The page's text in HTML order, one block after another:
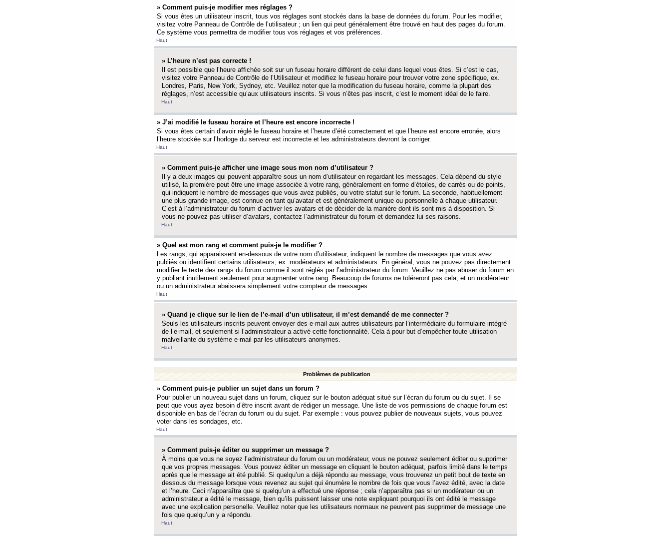
» Comment puis-je modifier mes réglages ?
Si vous êtes un utilisateur inscrit, tous vos réglages sont stockés dans la base de données du forum. Pour les modifier,
visitez votre Panneau de Contrôle de l’utilisateur ; un lien qui peut généralement être trouvé en haut des pages du forum.
Ce système vous permettra de modifier tous vos réglages et vos préférences.
Haut
» L’heure n’est pas correcte !
Il est possible que l’heure affichée soit sur un fuseau horaire différent de celui dans lequel vous êtes. Si c’est le cas,
visitez votre Panneau de Contrôle de l’Utilisateur et modifiez le fuseau horaire pour trouver votre zone spécifique, ex.
Londres, Paris, New York, Sydney, etc. Veuillez noter que la modification du fuseau horaire, comme la plupart des
réglages, n’est accessible qu’aux utilisateurs inscrits. Si vous n’êtes pas inscrit, c’est le moment idéal de le faire.
Haut
» J’ai modifié le fuseau horaire et l’heure est encore incorrecte !
Si vous êtes certain d’avoir réglé le fuseau horaire et l’heure d’été correctement et que l’heure est encore erronée, alors
l’heure stockée sur l’horloge du serveur est incorrecte et les administrateurs devront la corriger.
Haut
» Comment puis-je afficher une image sous mon nom d’utilisateur ?
Il y a deux images qui peuvent apparaître sous un nom d’utilisateur en regardant les messages. Cela dépend du style
utilisé, la première peut être une image associée à votre rang, généralement en forme d’étoiles, de carrés ou de points,
qui indiquent le nombre de messages que vous avez publiés, ou votre statut sur le forum. La seconde, habituellement
une plus grande image, est connue en tant qu’avatar et est généralement unique ou personnelle à chaque utilisateur.
C’est à l’administrateur du forum d’activer les avatars et de décider de la manière dont ils sont mis à disposition. Si
vous ne pouvez pas utiliser d’avatars, contactez l’administrateur du forum et demandez lui ses raisons.
Haut
» Quel est mon rang et comment puis-je le modifier ?
Les rangs, qui apparaissent en-dessous de votre nom d’utilisateur, indiquent le nombre de messages que vous avez
publiés ou identifient certains utilisateurs, ex. modérateurs et administateurs. En général, vous ne pouvez pas directement
modifier le texte des rangs du forum comme il sont réglés par l’administrateur du forum. Veuillez ne pas abuser du forum en
y publiant inutilement seulement pour augmenter votre rang. Beaucoup de forums ne toléreront pas cela, et un modérateur
ou un administrateur abaissera simplement votre compteur de messages.
Haut
» Quand je clique sur le lien de l’e-mail d’un utilisateur, il m’est demandé de me connecter ?
Seuls les utilisateurs inscrits peuvent envoyer des e-mail aux autres utilisateurs par l’intermédiaire du formulaire intégré
de l’e-mail, et seulement si l’administrateur a activé cette fonctionnalité. Cela à pour but d’empêcher toute utilisation
malveillante du système e-mail par les utilisateurs anonymes.
Haut
Problèmes de publication
» Comment puis-je publier un sujet dans un forum ?
Pour publier un nouveau sujet dans un forum, cliquez sur le bouton adéquat situé sur l’écran du forum ou du sujet. Il se
peut que vous ayez besoin d’être inscrit avant de rédiger un message. Une liste de vos permissions de chaque forum est
disponible en bas de l’écran du forum ou du sujet. Par exemple : vous pouvez publier de nouveaux sujets, vous pouvez
voter dans les sondages, etc.
Haut
» Comment puis-je éditer ou supprimer un message ?
À moins que vous ne soyez l’administrateur du forum ou un modérateur, vous ne pouvez seulement éditer ou supprimer
que vos propres messages. Vous pouvez éditer un message en cliquant le bouton adéquat, parfois limité dans le temps
après que le message ait été publié. Si quelqu’un a déjà répondu au message, vous trouverez un petit bout de texte en
dessous du message lorsque vous revenez au sujet qui énumère le nombre de fois que vous l’avez édité, avec la date
et l’heure. Ceci n’apparaîtra que si quelqu’un a effectué une réponse ; cela n’apparaîtra pas si un modérateur ou un
administrateur a édité le message, bien qu’ils puissent laisser une note expliquant pourquoi ils ont édité le message
avec une explication personelle. Veuillez noter que les utilisateurs normaux ne peuvent pas supprimer de message une
fois que quelqu’un y a répondu.
Haut